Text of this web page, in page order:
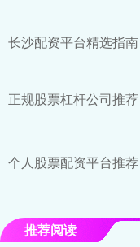
长沙配资平台精选指南
正规股票杠杆公司推
个人股票配资平台推
推荐阅读